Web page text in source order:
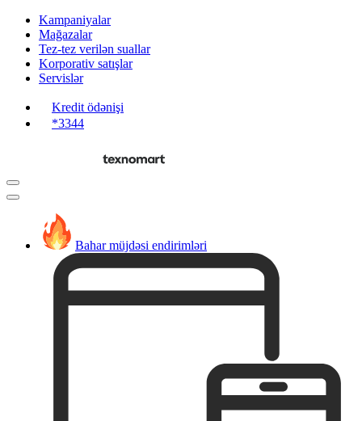
Kampaniyalar
Mağazalar
Tez-tez verilən suallar
Korporativ satışlar
Servislər
Kredit ödənişi
*3344
Bahar müjdəsi endirimləri